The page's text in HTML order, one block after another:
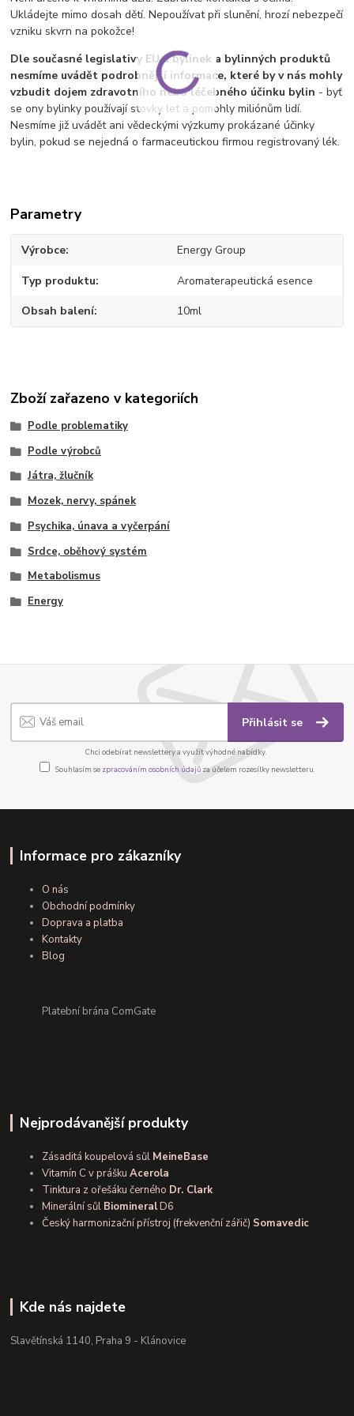
Ukládejte mimo dosah dětí. Nepoužívat při slunění, hrozí nebezpečí
vzniku skvrn na pokožce!
Dle současné legislativy EU u bylinek a bylinných produktů
nesmíme uvádět podrobnější informace, které by v nás mohly
vzbudit dojem zdravotního nebo léčebného účinku bylin - byť
se ony bylinky používají stovky let a pomohly miliónům lidí.
Nesmíme již uvádět ani vědeckými výzkumy prokázané účinky
bylin, pokud se nejedná o farmaceutickou firmou registrovaný lék.
Parametry
Výrobce Energy Group
Typ produktu Aromaterapeutická esence
Obsah balení 10ml
Zboží zařazeno v kategoriích
Podle problematiky
Podle výrobců
Játra, žlučník
Mozek, nervy, spánek
Psychika, únava a vyčerpání
Srdce, oběhový systém
Metabolismus
Energy
Přihlásit se
Chci odebírat newslettery a využít výhodné nabídky.
Souhlasím se zpracováním osobních údajůza účelem rozesílky newsletteru.
Informace pro zákazníky
O nás
Obchodní podmínky
Doprava a platba
Kontakty
Blog
Platební brána ComGate
Nejprodávanější produkty
Zásaditá koupelová sůl MeineBase
Vitamín C v práškuAcerola
Tinktura z ořešáku černého Dr. Clark
Minerální sůl BiomineralD6
Český harmonizační přístroj (frekvenční zářič) Somavedic
Kde nás najdete
Slavětínská 1140, Praha 9 - Klánovice